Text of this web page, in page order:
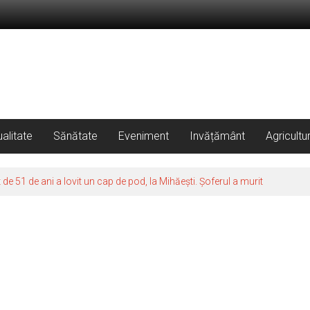
Sănătate Eveniment Invățământ
51 de ani a lovit un cap de pod, la Mihăești. Șoferul a murit